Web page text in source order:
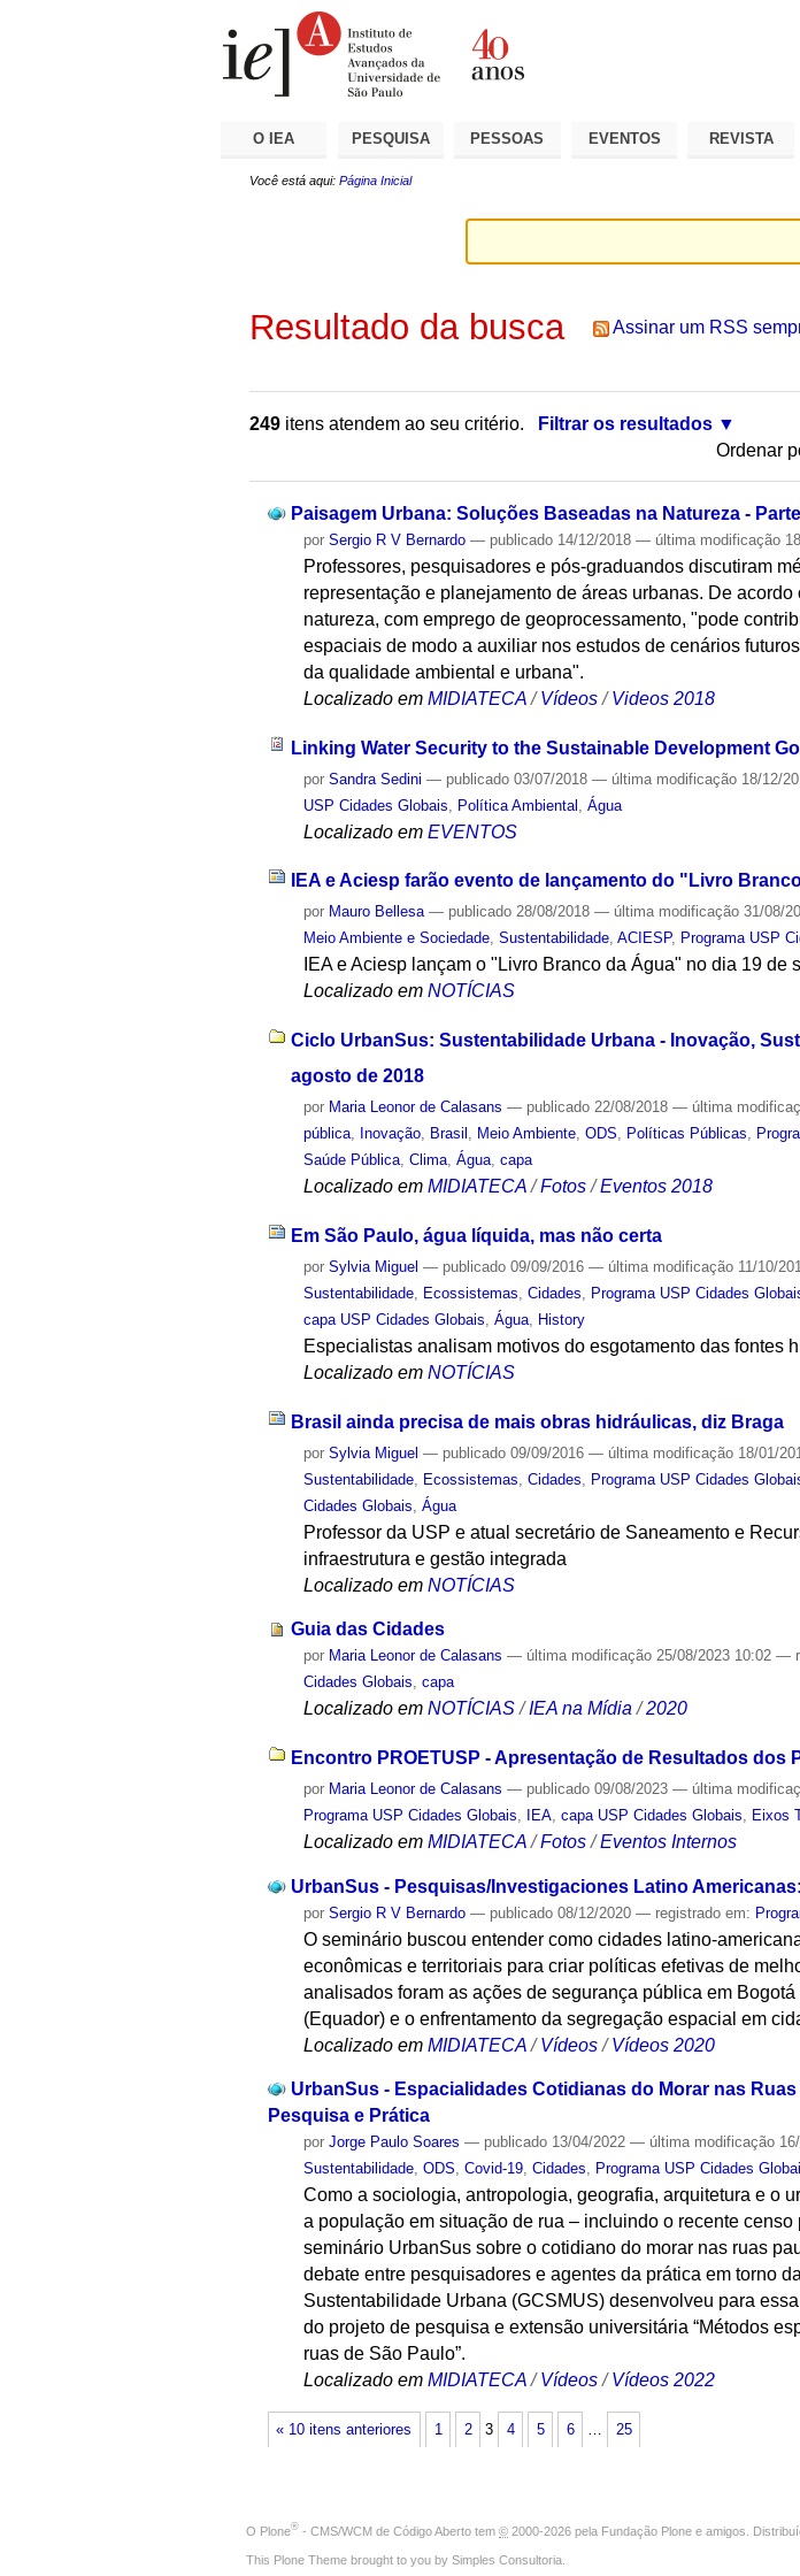
O IEA PESQUISA PESSOAS EVENTOS REVISTA
Você está aqui: Página Inicial
Resultado da busca Assinar um RSS
249 itens atendem ao seu critério.
Filtrar os resultados
Ordenar
Paisagem Urbana: Soluções Baseadas na Natureza - Parte
porSergio R V Bernardo — publicado 14/12/2018— última modificação
Professores, pesquisadores e pós-graduandos discutiram
representação e planejamento de áreas urbanas. De
natureza, com emprego de geoprocessamento, "pode
espaciais de modo a auxiliar nos estudos de cenários
da qualidade ambiental e urbana".
Localizado em MIDIATECA /Vídeos /Videos 2018
Linking Water Security to the Sustainable Development
porSandra Sedini — publicado 03/07/2018— última modificação 18/12/
USP Cidades Globais
Política Ambiental ,Água
Localizado em EVENTOS
IEA e Aciesp farão evento de lançamento do "Livro
por Mauro Bellesa — publicado 28/08/2018— última modificação 31/08/
Meio Ambiente e Sociedade,Sustentabilidade,ACIESP, Programa USP
IEA e Aciesp lançam o "Livro Branco da Água" no dia 19
Localizado em NOTÍCIAS
Ciclo UrbanSus: Sustentabilidade Urbana - Inovação,
agosto de 2018
por Maria Leonor de Calasans — publicado 22/08/2018— última
pública, Inovação, Brasil , Meio Ambiente,ODS, Políticas Públicas,
Saúde Pública,Clima,Água,capa
Localizado em MIDIATECA /Fotos /Eventos 2018
Em São Paulo, água líquida, mas não certa
porSylvia Miguel — publicado 09/09/2016— última modificação 11/10/
Sustentabilidade
Ecossistemas ,Cidades Programa USP Cidades
capa USP Cidades Globais ,Água History
Especialistas analisam motivos do esgotamento das fontes
Localizado em NOTÍCIAS
Brasil ainda precisa de mais obras hidráulicas, diz Braga
porSylvia Miguel — publicado 09/09/2016— última modificação 18/01/
Sustentabilidade Ecossistemas ,Cidades Programa USP Cidades
Cidades Globais ,Água
Professor da USP e atual secretário de Saneamento e
infraestrutura e gestão integrada
Localizado em NOTÍCIAS
Guia das Cidades
por Maria Leonor de Calasans — última modificação 25/08/2023 10:02—
Cidades Globais,capa
Localizado em NOTÍCIAS /IEA na Mídia /2020
Encontro PROETUSP - Apresentação de Resultados dos
por Maria Leonor de Calasans — publicado 09/08/2023— última
Programa USP Cidades Globais
IEA ,capa USP Cidades Globais Eixos
Localizado em MIDIATECA /Fotos /Eventos Internos
UrbanSus - Pesquisas/Investigaciones Latino
porSergio R V Bernardo — publicado 08/12/2020— registrado em:
O seminário buscou entender como cidades latino-
econômicas e territoriais para criar políticas efetivas de
analisados foram as ações de segurança pública em
(Equador) e o enfrentamento da segregação espacial em
Localizado em MIDIATECA /Vídeos /Vídeos 2020
UrbanSus - Espacialidades Cotidianas do Morar nas
Pesquisa e Prática
porJorge Paulo Soares — publicado 13/04/2022— última modificação
Sustentabilidade,ODS,Covid-19,Cidades, Programa USP Cidades
Como a sociologia, antropologia, geografia, arquitetura e o
a população em situação de rua – incluindo o recente
seminário UrbanSus sobre o cotidiano do morar nas ruas
debate entre pesquisadores e agentes da prática em torno
Sustentabilidade Urbana (GCSMUS) desenvolveu para
do projeto de pesquisa e extensão universitária “Métodos
ruas de São Paulo”.
Localizado em MIDIATECA /Vídeos /Vídeos 2022
« 10 itens anteriores 1 2 3 4 5 6 25
O Plone® - CMS/WCM de Código Aberto tem © 2000-2026 pela Fundação Plone e amigos.
This Plone Theme brought to you by Simples Consultoria